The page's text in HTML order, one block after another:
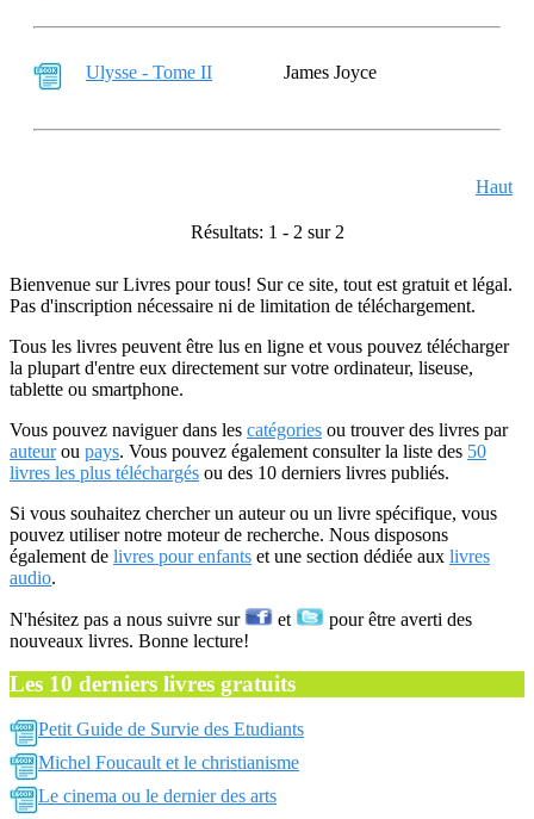
Ulysse - Tome II James Joyce
Haut
Résultats: 1 - 2 sur 2
Bienvenue sur Livres pour tous! Sur ce site, tout est gratuit et légal.
Pas d'inscription nécessaire ni de limitation de téléchargement.
Tous les livres peuvent être lus en ligne et vous pouvez télécharger
la plupart d'entre eux directement sur votre ordinateur, liseuse,
tablette ou smartphone.
Vous pouvez naviguer dans les catégories ou trouver des livres par
auteurou pays. Vous pouvez également consulter la liste des 50
livres les plus téléchargés ou des 10 derniers livres publiés.
Si vous souhaitez chercher un auteur ou un livre spécifique, vous
pouvez utiliser notre moteur de recherche. Nous disposons
également de livres pour enfants et une section dédiée aux livres
audio.
N'hésitez pas a nous suivre sur et
pour être averti des
nouveaux livres. Bonne lecture!
Les 10 derniers livres gratuits
Petit Guide de Survie des Etudiants
Michel Foucault et le christianisme
Le cinema ou le dernier des arts